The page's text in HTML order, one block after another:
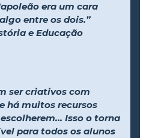
era um cara
entre os dois.”
e Educação
ser criativos com
há muitos recursos
Isso o torna
para todos os alunos